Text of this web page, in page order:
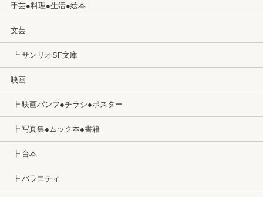
手芸●料理●生活●絵本
文芸
┗ サンリオSF文庫
映画
┣ 映画パンフ●チラシ●ポスター
┣ 写真集●ムック本●書籍
┣ 台本
┣ バラエティ